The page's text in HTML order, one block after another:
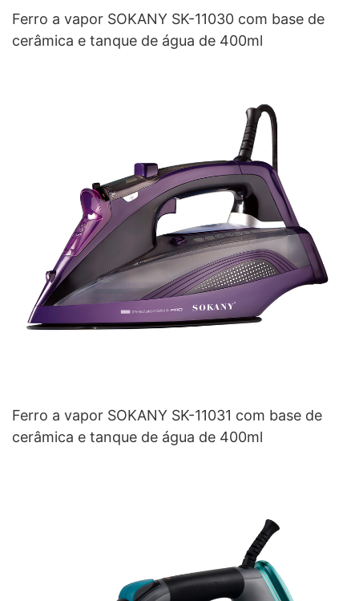
Ferro a vapor SOKANY SK-11030 com base de
cerâmica e tanque de água de 400ml
Ferro a vapor SOKANY SK-11031 com base de
cerâmica e tanque de água de 400ml